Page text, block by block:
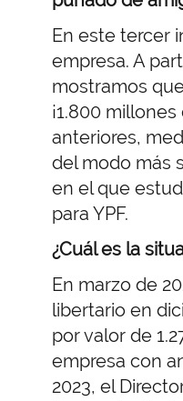
En este tercer
empresa. A
mostramos
¡1.800
anteriores,
del modo más
en el que
para YPF.
¿Cuál es la
En marzo de
libertario en
por valor de
empresa con
2023, el